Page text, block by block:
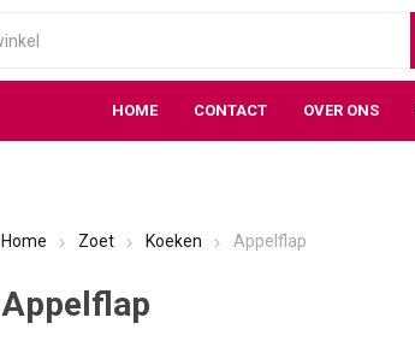
HOME CONTACT OVER ONS
Home Zoet Koeken Appelflap
Appelflap